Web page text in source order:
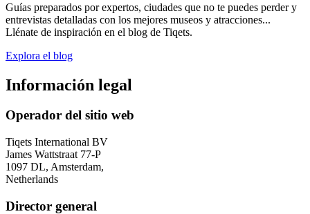
Guías preparados por expertos, ciudades que no te puedes perder y
entrevistas detalladas con los mejores museos y atracciones...
Llénate de inspiración en el blog de Tiqets.
Explora el blog
Información legal
Operador del sitio web
Tiqets International BV
James Wattstraat 77-P
1097 DL, Amsterdam,
Netherlands
Director general